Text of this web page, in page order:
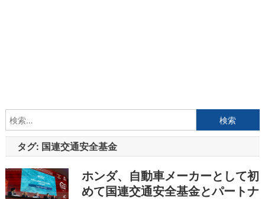
索:
タグ: 国連交通安全基金
ホンダ、自動車メーカーとして初
めて国連交通安全基金とパートナ